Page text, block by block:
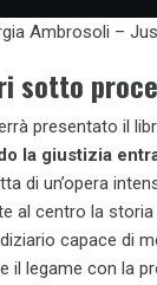
Ambrosoli –
sotto
presentato il
la giustizia
di un’opera
al centro la storia
capace di
il legame con la